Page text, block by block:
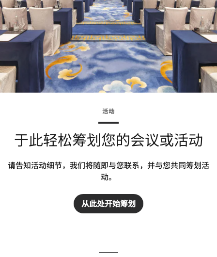
活动
于此轻松筹划您的会议或活动
请告知活动细节，我们将随即与您联系，并与您共同筹划活
动。
从此处开始筹划